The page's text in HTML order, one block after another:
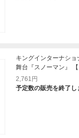
キングインターナシ
舞台『スノーマン』 【
2,761円
予定数の販売を終了し